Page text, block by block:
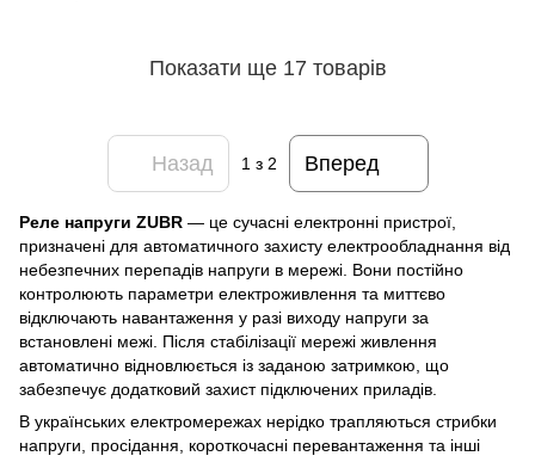
Показати ще 17 товарів
Назад 1 з 2 Вперед
Реле напруги ZUBR — це сучасні електронні пристрої,
призначені для автоматичного захисту електрообладнання від
небезпечних перепадів напруги в мережі. Вони постійно
контролюють параметри електроживлення та миттєво
відключають навантаження у разі виходу напруги за
встановлені межі. Після стабілізації мережі живлення
автоматично відновлюється із заданою затримкою, що
забезпечує додатковий захист підключених приладів.
В українських електромережах нерідко трапляються стрибки
напруги, просідання, короткочасні перевантаження та інші